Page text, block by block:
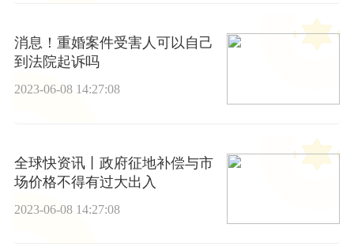
消息！重婚案件受害人可以自己
到法院起诉吗
2023-06-08 14:27:08
全球快资讯丨政府征地补偿与市
场价格不得有过大出入
2023-06-08 14:27:08